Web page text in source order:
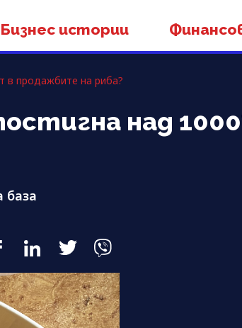
Бизнес истории
в продажбите на риба?
над
база